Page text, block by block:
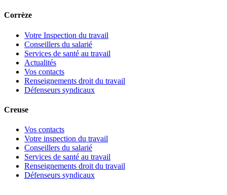
Corrèze
Votre Inspection du travail
Conseillers du salarié
Services de santé au travail
Actualités
Vos contacts
Renseignements droit du travail
Défenseurs syndicaux
Creuse
Vos contacts
Votre inspection du travail
Conseillers du salarié
Services de santé au travail
Renseignements droit du travail
Défenseurs syndicaux